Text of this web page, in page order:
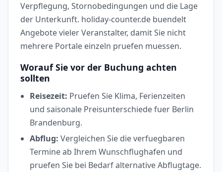
Verpflegung, Stornobedingungen und die Lage
der Unterkunft. holiday-counter.de buendelt
Angebote vieler Veranstalter, damit Sie nicht
mehrere Portale einzeln pruefen muessen.
Worauf Sie vor der Buchung achten
sollten
Reisezeit: Pruefen Sie Klima, Ferienzeiten
und saisonale Preisunterschiede fuer Berlin
Brandenburg.
Abflug: Vergleichen Sie die verfuegbaren
Termine ab Ihrem Wunschflughafen und
pruefen Sie bei Bedarf alternative Abflugtage.